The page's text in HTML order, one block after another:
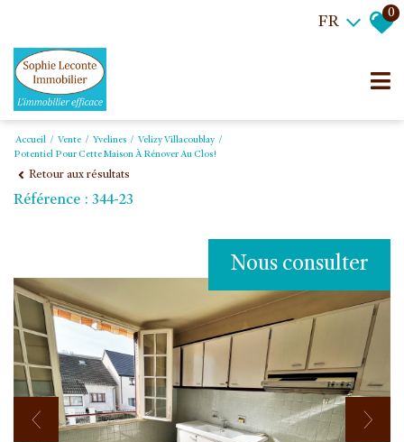
FR
0
Accueil Vente Yvelines
Velizy Villacoublay
Potentiel Pour Cette Maison À Rénover Au Clos!
Retour aux résultats
Référence : 344-23
Nous consulter